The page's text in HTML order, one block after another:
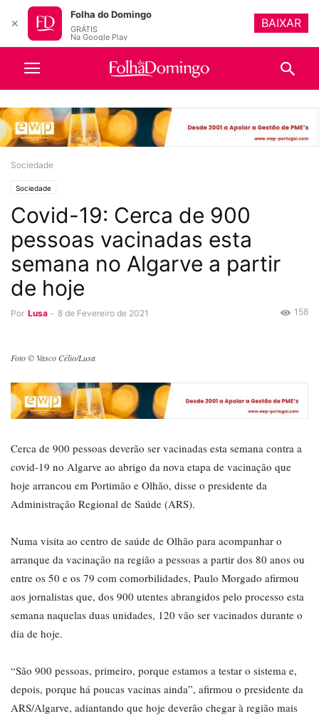
Sociedade
Sociedade
Covid-19: Cerca de 900
pessoas vacinadas esta
semana no Algarve a partir
de hoje
Por Lusa - 8 de Fevereiro de 2021 158
Foto © Vasco Célio/Lusa
Cerca de 900 pessoas deverão ser vacinadas esta semana contra a
covid-19 no Algarve ao abrigo da nova etapa de vacinação que
hoje arrancou em Portimão e Olhão, disse o presidente da
Administração Regional de Saúde (ARS).
Numa visita ao centro de saúde de Olhão para acompanhar o
arranque da vacinação na região a pessoas a partir dos 80 anos ou
entre os 50 e os 79 com comorbilidades, Paulo Morgado afirmou
aos jornalistas que, dos 900 utentes abrangidos pelo processo esta
semana naquelas duas unidades, 120 vão ser vacinados durante o
dia de hoje.
“São 900 pessoas, primeiro, porque estamos a testar o sistema e,
depois, porque há poucas vacinas ainda”, afirmou o presidente da
ARS/Algarve, adiantando que hoje deverão chegar à região mais
✕
Folha do Domingo
GRÁTIS
Na Google Play
BAIXAR